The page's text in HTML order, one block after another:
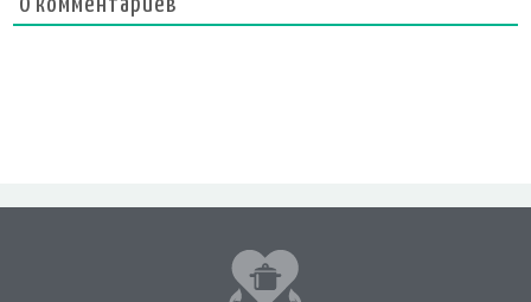
0 комментариев